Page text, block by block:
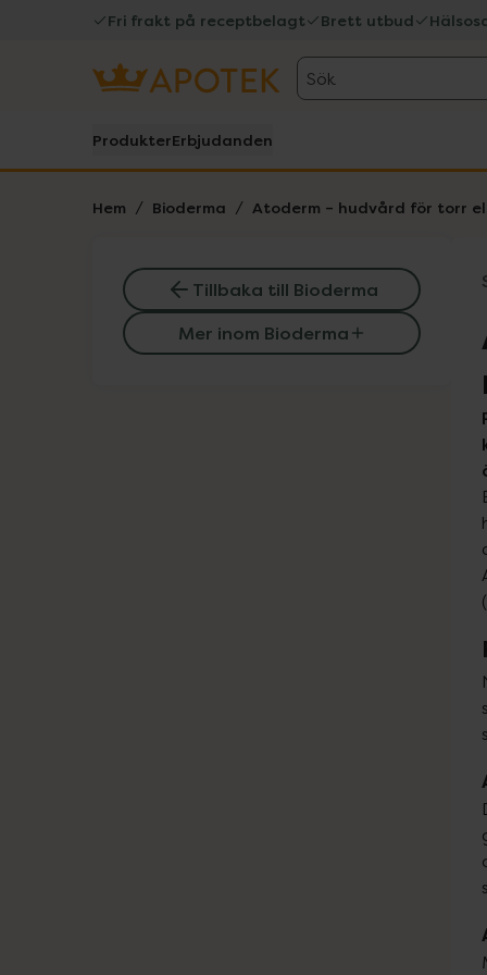
Fri frakt på receptbelagt Brett utbud
Sök
ProdukterErbjudanden
Hem Bioderma Atoderm – hudvård för torr
Tillbaka till Bioderma
Mer inom Bioderma